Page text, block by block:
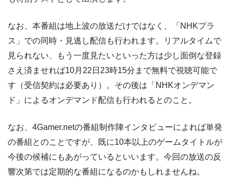
なお、本番組は地上波の放送だけではなく、「NHKプラ
ス」での同時・見逃し配信も行われます。リアルタイムで
見られない、もう一度見たいといった方は少し面倒な登録
さえ済ませれば10月22日23時15分まで無料で視聴可能で
す（受信契約は必要あり）。その後は「NHKオンデマン
ド」によるオンデマンド配信も行われるとのこと。
なお、4Gamer.netの番組制作陣インタビューによれば単発
の番組とのことですが、既に10本以上のゲームタイトルが
今後の候補にもあがっているといいます。今回の放送の反
響次第では定期的な番組になるのかもしれませんね。